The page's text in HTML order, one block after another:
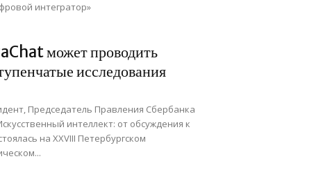
интегратор»
может проводить
исследования
Председатель Правления Сбербанка
интеллект: от обсуждения к
на XXVIII Петербургском